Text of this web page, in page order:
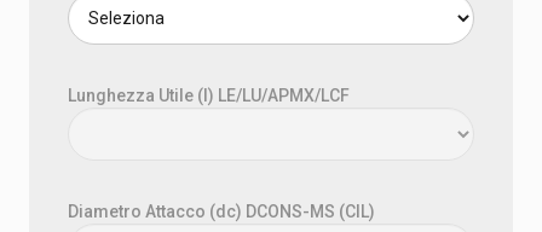
Lunghezza Utile (l) LE/LU/APMX/LCF
Diametro Attacco (dc) DCONS-MS (CIL)